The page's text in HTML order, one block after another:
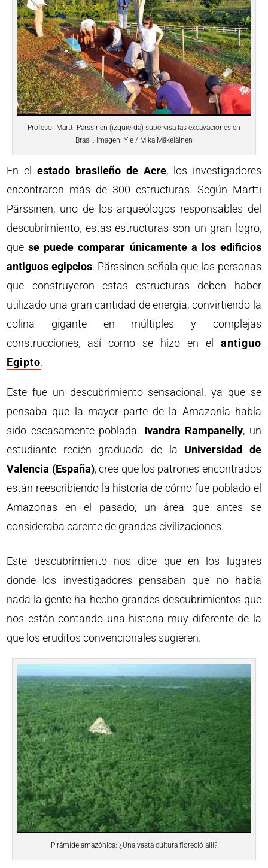
Profesor Martti Pärssinen (izquierda) supervisa las excavaciones en
Brasil. Imagen: Yle / Mika Mäkeläinen
En elestado brasileño de Acre, los investigadores
encontraron más de 300 estructuras. Según Martti
Pärssinen, uno de los arqueólogos responsables del
descubrimiento, estas estructuras son un gran logro,
quese puede comparar únicamente a los edificios
antiguos egipcios. Pärssinen señala que las personas
que construyeron estas estructuras deben haber
utilizado una gran cantidad de energía, convirtiendo la
colina gigante en múltiples y complejas
construcciones, así como se hizo en el antiguo
Egipto.
Este fue un descubrimiento sensacional, ya que se
pensaba que la mayor parte de la Amazonía había
sido escasamente poblada. Ivandra Rampanelly, un
estudiante recién graduada de la Universidad de
Valencia (España), cree que los patrones encontrados
están reescribiendo la historia de cómo fue poblado el
Amazonas en el pasado; un área que antes se
consideraba carente de grandes civilizaciones.
Este descubrimiento nos dice que en los lugares
donde los investigadores pensaban que no había
nada la gente ha hecho grandes descubrimientos que
nos están contando una historia muy diferente de la
que los eruditos convencionales sugieren.
Pirámide amazónica: ¿Una vasta cultura floreció allí?